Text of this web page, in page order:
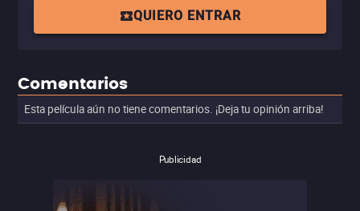
QUIERO ENTRAR
Comentarios
Esta película aún no tiene comentarios. ¡Deja tu opinión arriba!
Publicidad